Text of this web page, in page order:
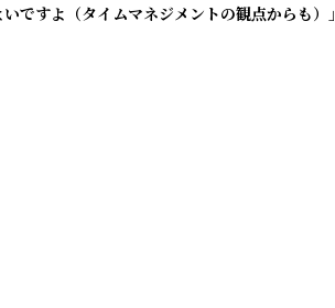
ですよ（タイムマネジメントの観点からも）」